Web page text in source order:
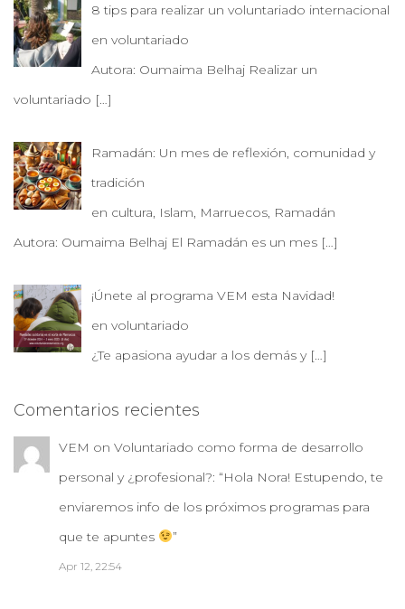
8 tips para realizar un voluntariado internacional
en voluntariado
Autora: Oumaima Belhaj Realizar un
voluntariado […]
Ramadán: Un mes de reflexión, comunidad y
tradición
en cultura, Islam, Marruecos, Ramadán
Autora: Oumaima Belhaj El Ramadán es un mes […]
¡Únete al programa VEM esta Navidad!
en voluntariado
¿Te apasiona ayudar a los demás y […]
Comentarios recientes
VEM on Voluntariado como forma de desarrollo
personal y ¿profesional?: “Hola Nora! Estupendo, te
enviaremos info de los próximos programas para
que te apuntes
”
Apr 12, 22:54